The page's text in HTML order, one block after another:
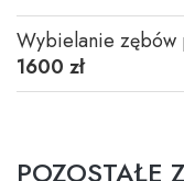
Wybielanie
1600 zł
POZOSTAŁE
Akceptuję